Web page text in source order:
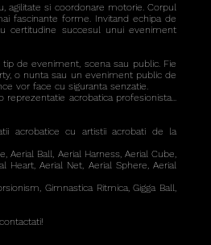
agilitate si coordonare motorie. Corpul
fascinante forme. Invitand echipa de
certitudine succesul unui eveniment
de eveniment, scena sau public. Fie
o nunta sau un eveniment public de
vor face cu siguranta senzatie.
acrobatica profesionista...
acrobatice cu artistii acrobati de la
Aerial Ball, Aerial Harness, Aerial Cube,
Heart, Aerial Net, Aerial Sphere, Aerial
Gimnastica Ritmica, Gigga Ball,